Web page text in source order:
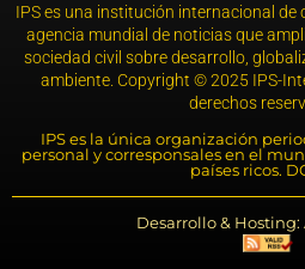
IPS es una institución internacional de
agencia mundial de noticias que
sociedad civil sobre desarrollo,
ambiente. Copyright © 2025 IPS-
derechos
IPS es la única organización
personal y corresponsales en el
países ricos.
Desarrollo &